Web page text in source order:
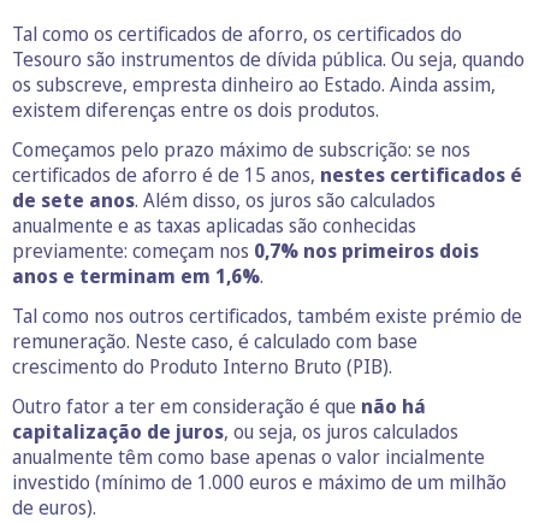
Tal como os certificados de aforro, os certificados do
Tesouro são instrumentos de dívida pública. Ou seja, quando
os subscreve, empresta dinheiro ao Estado. Ainda assim,
existem diferenças entre os dois produtos.
Começamos pelo prazo máximo de subscrição: se nos
certificados de aforro é de 15 anos, nestes certificados é
de sete anos. Além disso, os juros são calculados
anualmente e as taxas aplicadas são conhecidas
previamente: começam nos 0,7% nos primeiros dois
anos e terminam em 1,6%.
Tal como nos outros certificados, também existe prémio de
remuneração. Neste caso, é calculado com base
crescimento do Produto Interno Bruto (PIB).
Outro fator a ter em consideração é que não há
capitalização de juros, ou seja, os juros calculados
anualmente têm como base apenas o valor incialmente
investido (mínimo de 1.000 euros e máximo de um milhão
de euros).